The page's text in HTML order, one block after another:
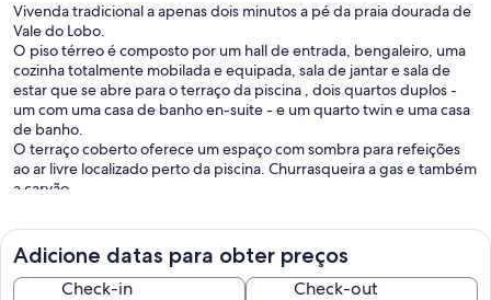
Vivenda tradicional a apenas dois minutos a pé da praia dourada de
Vale do Lobo.
O piso térreo é composto por um hall de entrada, bengaleiro, uma
cozinha totalmente mobilada e equipada, sala de jantar e sala de
estar que se abre para o terraço da piscina , dois quartos duplos -
um com uma casa de banho en-suite - e um quarto twin e uma casa
de banho.
O terraço coberto oferece um espaço com sombra para refeições
ao ar livre localizado perto da piscina. Churrasqueira a gas e também
a carvão.
de banho privativa, virado para o sul enfrentando grande terraço
que oferece uma esplêndida vista sobre a praia e o mar.
Acesso à Internet de banda larga, ar condicionado por conduta.
Aquecimento de piscina com custo adicional de €300 por semana.
Adicione datas para obter preços
Check-in Check-out